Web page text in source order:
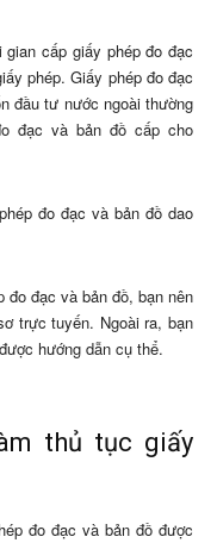
cấp giấy phép đo đạc
phép. Giấy phép đo đạc
đầu tư nước ngoài thường
đạc và bản đồ cấp cho
đo đạc và bản đồ dao
đạc và bản đồ, bạn nên
trực tuyến. Ngoài ra, bạn
hướng dẫn cụ thể.
thủ tục giấy
đo đạc và bản đồ được